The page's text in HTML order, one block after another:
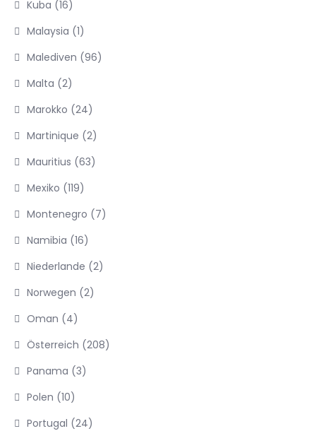
Kuba (16)
Malaysia (1)
Malediven (96)
Malta (2)
Marokko (24)
Martinique (2)
Mauritius (63)
Mexiko (119)
Montenegro (7)
Namibia (16)
Niederlande (2)
Norwegen (2)
Oman (4)
Österreich (208)
Panama (3)
Polen (10)
Portugal (24)